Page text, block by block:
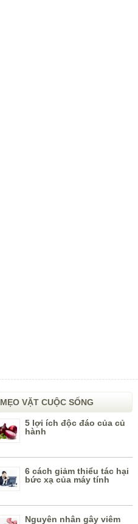
MẸO VẶT CUỘC SỐNG
5 lợi ích độc đáo của củ
hành
6 cách giảm thiểu tác hại
bức xạ của máy tính
Nguyên nhân gây viêm